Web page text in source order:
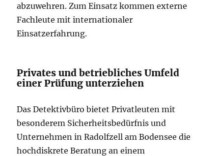
abzuwehren. Zum Einsatz kommen externe
Fachleute mit internationaler
Einsatzerfahrung.
Privates und betriebliches Umfeld
einer Prüfung unterziehen
Das Detektivbüro bietet Privatleuten mit
besonderem Sicherheitsbedürfnis und
Unternehmen in Radolfzell am Bodensee die
hochdiskrete Beratung an einem